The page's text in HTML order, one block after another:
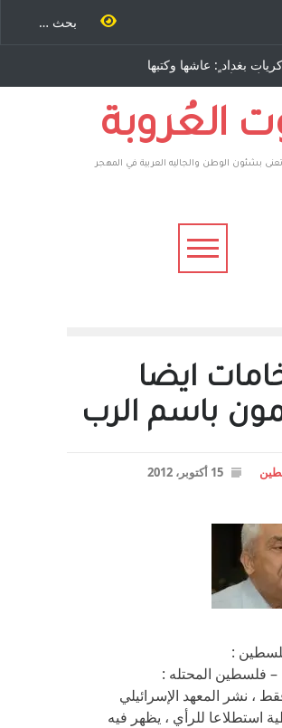
الاستيطان ومسلسل الخداع
المستمر - قلم : راسم عبيدات
العُروبة
بشئون الوطن والجاليه العربية في المهجر
ايضا
باسم الرب
15 أكتوبر، 2012
:
– فلسطين المحتله :
، نشر المعهد الإسرائيلي
استطلاعا للرأي ، يظهر فيه